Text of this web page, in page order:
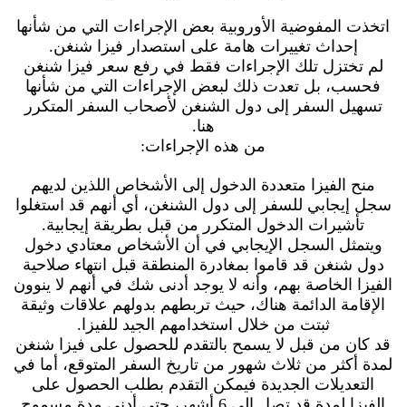
اتخذت المفوضية الأوروبية بعض الإجراءات التي من شأنها
إحداث تغييرات هامة على استصدار فيزا شنغن.
لم تختزل تلك الإجراءات فقط في رفع سعر فيزا شنغن
فحسب، بل تعدت ذلك لبعض الإجراءات التي من شأنها
تسهيل السفر إلى دول الشنغن لأصحاب السفر المتكرر
هنا.
من هذه الإجراءات:
منح الفيزا متعددة الدخول إلى الأشخاص اللذين لديهم
سجل إيجابي للسفر إلى دول الشنغن، أي أنهم قد استغلوا
تأشيرات الدخول المتكرر من قبل بطريقة إيجابية.
ويتمثل السجل الإيجابي في أن الأشخاص معتادي دخول
دول شنغن قد قاموا بمغادرة المنطقة قبل انتهاء صلاحية
الفيزا الخاصة بهم، وأنه لا يوجد أدنى شك في أنهم لا ينوون
الإقامة الدائمة هناك، حيث تربطهم بدولهم علاقات وثيقة
ثبتت من خلال استخدامهم الجيد للفيزا.
قد كان من قبل لا يسمح بالتقدم للحصول على فيزا شنغن
لمدة أكثر من ثلاث شهور من تاريخ السفر المتوقع، أما في
التعديلات الجديدة فيمكن التقدم بطلب الحصول على